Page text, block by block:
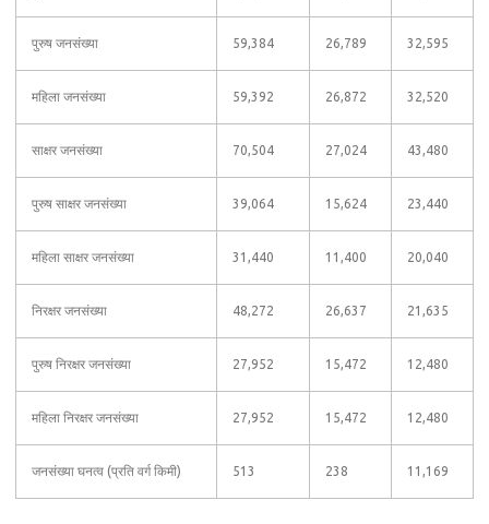
पुरुष जनसंख्या 59,384 26,789 32,595
महिला जनसंख्या 59,392 26,872 32,520
साक्षर जनसंख्या 70,504 27,024 43,480
पुरुष साक्षर जनसंख्या 39,064 15,624 23,440
महिला साक्षर जनसंख्या 31,440 11,400 20,040
निरक्षर जनसंख्या 48,272 26,637 21,635
पुरुष निरक्षर जनसंख्या 27,952 15,472 12,480
महिला निरक्षर जनसंख्या 27,952 15,472 12,480
जनसंख्या घनत्व (प्रति वर्ग किमी) 513 238 11,169